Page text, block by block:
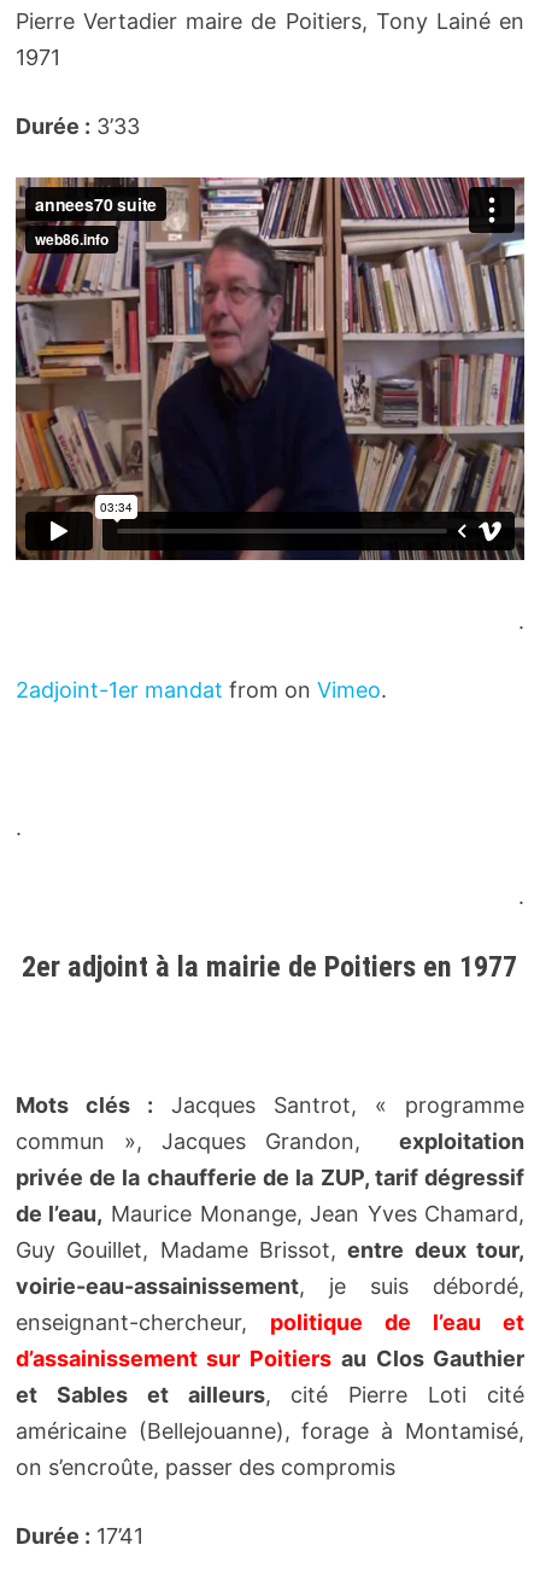
Pierre Vertadier maire de Poitiers, Tony Lainé en
1971
Durée : 3’33
.
2adjoint-1er mandat from on Vimeo.
.
.
2er adjoint à la mairie de Poitiers en 1977
Mots clés : Jacques Santrot, « programme
commun », Jacques Grandon,exploitation
privée de la chaufferie de la ZUP, tarif dégressif
de l’eau, Maurice Monange, Jean Yves Chamard,
Guy Gouillet, Madame Brissot,entre deux tour,
voirie-eau-assainissement, je suis débordé,
enseignant-chercheur, politique de l’eau et
d’assainissement sur Poitiers au Clos Gauthier
et Sables et ailleurs, cité Pierre Loti cité
américaine (Bellejouanne), forage à Montamisé,
on s’encroûte, passer des compromis
Durée : 17’41